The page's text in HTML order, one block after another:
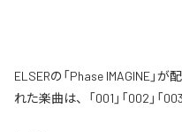
ELSERの「Phase IMAGINE」
れた楽曲は、「001」「002」「